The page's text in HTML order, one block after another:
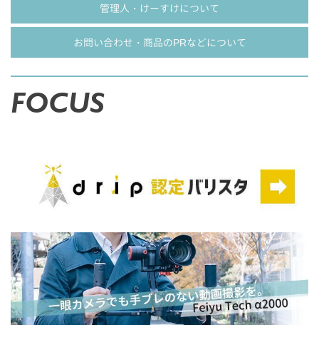
管理人・けーすけについて
お問い合わせ・商品のPRなどについて
FOCUS